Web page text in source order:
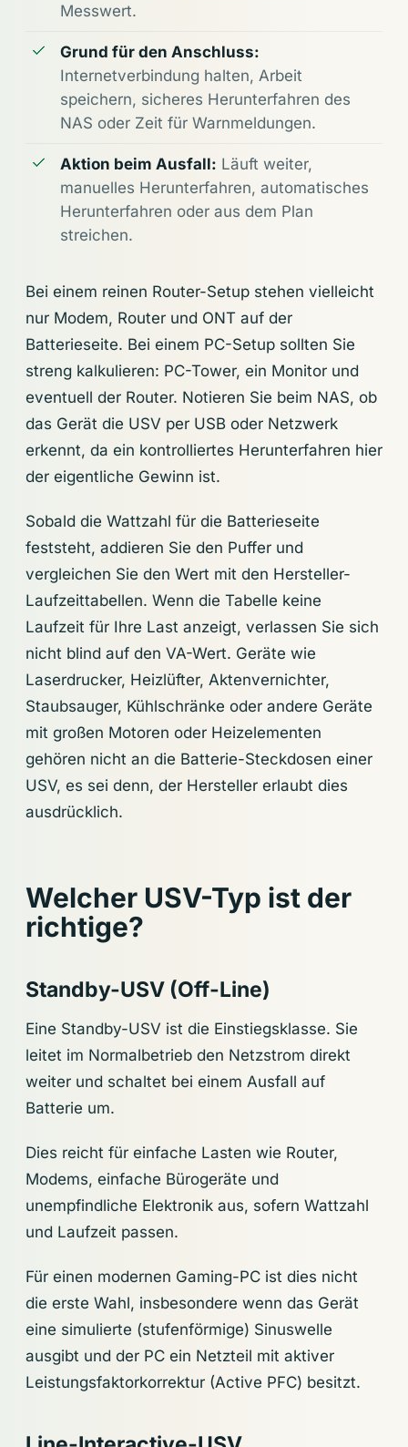
Messwert.
Grund für den Anschluss:
Internetverbindung halten, Arbeit
speichern, sicheres Herunterfahren des
NAS oder Zeit für Warnmeldungen.
Aktion beim Ausfall: Läuft weiter,
manuelles Herunterfahren, automatisches
Herunterfahren oder aus dem Plan
streichen.
Bei einem reinen Router-Setup stehen vielleicht
nur Modem, Router und ONT auf der
Batterieseite. Bei einem PC-Setup sollten Sie
streng kalkulieren: PC-Tower, ein Monitor und
eventuell der Router. Notieren Sie beim NAS, ob
das Gerät die USV per USB oder Netzwerk
erkennt, da ein kontrolliertes Herunterfahren hier
der eigentliche Gewinn ist.
Sobald die Wattzahl für die Batterieseite
feststeht, addieren Sie den Puffer und
vergleichen Sie den Wert mit den Hersteller-
Laufzeittabellen. Wenn die Tabelle keine
Laufzeit für Ihre Last anzeigt, verlassen Sie sich
nicht blind auf den VA-Wert. Geräte wie
Laserdrucker, Heizlüfter, Aktenvernichter,
Staubsauger, Kühlschränke oder andere Geräte
mit großen Motoren oder Heizelementen
gehören nicht an die Batterie-Steckdosen einer
USV, es sei denn, der Hersteller erlaubt dies
ausdrücklich.
Welcher USV-Typ ist der
richtige?
Standby-USV (Off-Line)
Eine Standby-USV ist die Einstiegsklasse. Sie
leitet im Normalbetrieb den Netzstrom direkt
weiter und schaltet bei einem Ausfall auf
Batterie um.
Dies reicht für einfache Lasten wie Router,
Modems, einfache Bürogeräte und
unempfindliche Elektronik aus, sofern Wattzahl
und Laufzeit passen.
Für einen modernen Gaming-PC ist dies nicht
die erste Wahl, insbesondere wenn das Gerät
eine simulierte (stufenförmige) Sinuswelle
ausgibt und der PC ein Netzteil mit aktiver
Leistungsfaktorkorrektur (Active PFC) besitzt.